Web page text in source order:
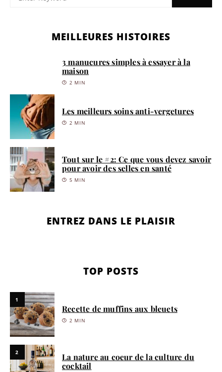
MEILLEURES HISTOIRES
3 manucures simples à essayer à la
maison
2 MIN
Les meilleurs soins anti-vergetures
2 MIN
Tout sur le #2: Ce que vous devez savoir
pour avoir des selles en santé
5 MIN
ENTREZ DANS LE PLAISIR
TOP POSTS
1
Recette de muffins aux bleuets
2 MIN
2
La nature au coeur de la culture du
cocktail